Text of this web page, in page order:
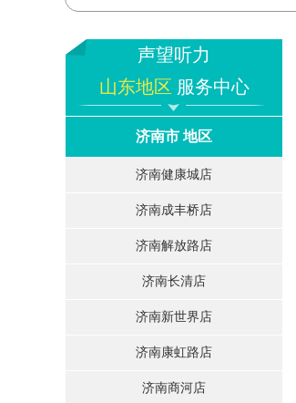
声望听力
山东地区 服务中心
济南市 地区
济南健康城店
济南成丰桥店
济南解放路店
济南长清店
济南新世界店
济南康虹路店
济南商河店